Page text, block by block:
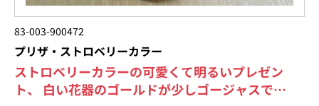
83-003-900472
プリザ・ストロベリーカラー
ストロベリーカラーの可愛くて明るいプレゼン
ト、 白い花器のゴールドが少しゴージャスで